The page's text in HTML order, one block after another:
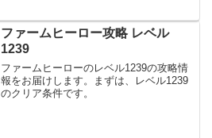
ファームヒーロー攻略 レベル
1239
ファームヒーローのレベル1239の攻略情
報をお届けします。まずは、レベル1239
のクリア条件です。